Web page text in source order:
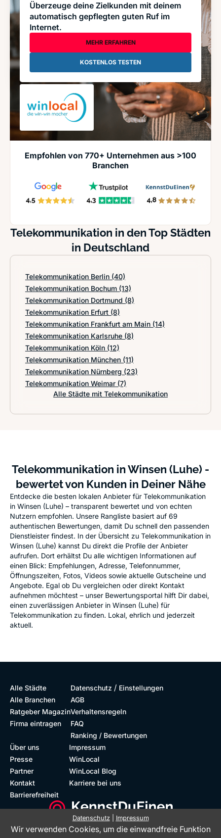
Überzeuge deine Zielkunden mit deinem
automatisch gepflegten guten Ruf im
Internet.
MEHR ERFAHREN
KOSTENLOS TESTEN
Empfohlen von 770+ Unternehmen aus >100
Branchen
Telekommunikation in den Top Städten
in Deutschland
Telekommunikation Berlin (40)
Telekommunikation Bochum (13)
Telekommunikation Dortmund (8)
Telekommunikation Erfurt (8)
Telekommunikation Frankfurt am Main (14)
Telekommunikation Karlsruhe (8)
Telekommunikation Köln (12)
Telekommunikation München (11)
Telekommunikation Nürnberg (23)
Telekommunikation Weimar (7)
Alle Städte mit Telekommunikation
Telekommunikation in Winsen (Luhe) -
bewertet von Kunden in Deiner Nähe
Entdecke die besten lokalen Anbieter für Telekommunikation
in Winsen (Luhe) – transparent bewertet und von echten
Nutzern empfohlen. Unsere Rangliste basiert auf 69
authentischen Bewertungen, damit Du schnell den passenden
Dienstleister findest. In der Übersicht zu Telekommunikation in
Winsen (Luhe) kannst Du direkt die Profile der Anbieter
aufrufen. Dort erhältst Du alle wichtigen Informationen auf
einen Blick: Empfehlungen, Adresse, Telefonnummer,
Öffnungszeiten, Fotos, Videos sowie aktuelle Gutscheine und
Angebote. Egal ob Du vergleichen oder direkt Kontakt
aufnehmen möchtest – unser Bewertungsportal hilft Dir dabei,
einen zuverlässigen Anbieter in Winsen (Luhe) für
Telekommunikation zu finden. Lokal, ehrlich und jederzeit
aktuell.
Alle Städte
Alle Branchen
Ratgeber Magazin
Firma eintragen
Datenschutz / Einstellungen
AGB
Verhaltensregeln
FAQ
Ranking / Bewertungen
Über uns
Presse
Partner
Kontakt
Barrierefreiheit
Impressum
WinLocal
WinLocal Blog
Karriere bei uns
Datenschutz| Impressum
Wir verwenden Cookies, um die einwandfreie Funktion